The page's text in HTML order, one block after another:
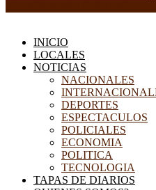
INICIO
LOCALES
NOTICIAS
NACIONALES
DEPORTES
ESPECTACULOS
POLICIALES
ECONOMIA
POLITICA
TECNOLOGIA
TAPAS DE DIARIOS